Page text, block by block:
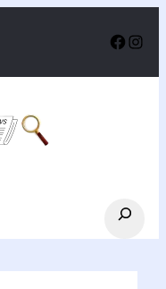
Search